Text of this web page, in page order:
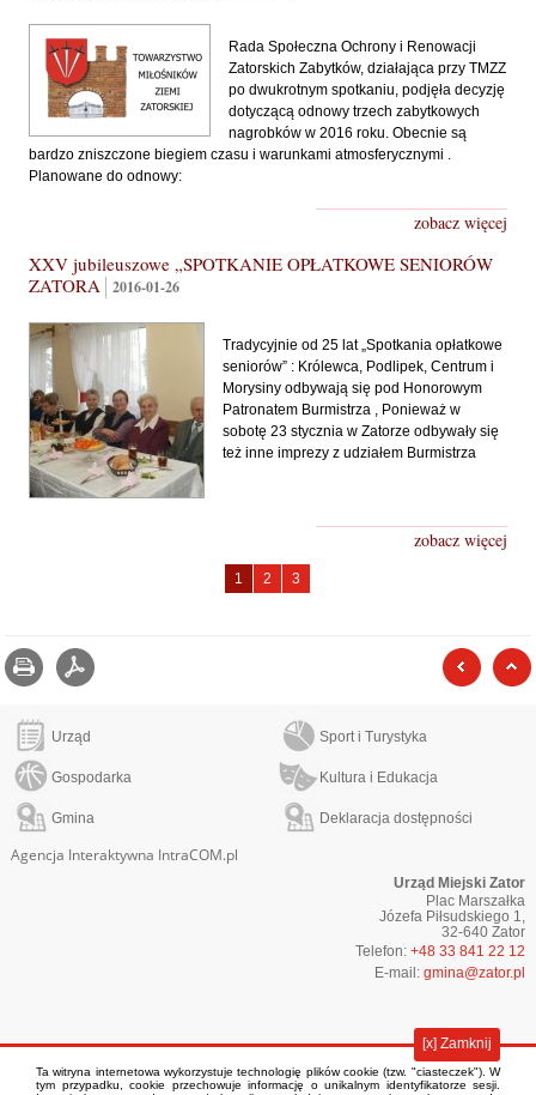
Rada Społeczna Ochrony i Renowacji
Zatorskich Zabytków, działająca przy TMZZ
po dwukrotnym spotkaniu, podjęła decyzję
dotyczącą odnowy trzech zabytkowych
nagrobków w 2016 roku. Obecnie są
bardzo zniszczone biegiem czasu i warunkami atmosferycznymi .
Planowane do odnowy:
zobacz więcej
XXV jubileuszowe „SPOTKANIE OPŁATKOWE SENIORÓW
ZATORA
2016-01-26
Tradycyjnie od 25 lat „Spotkania opłatkowe
seniorów” : Królewca, Podlipek, Centrum i
Morysiny odbywają się pod Honorowym
Patronatem Burmistrza , Ponieważ w
sobotę 23 stycznia w Zatorze odbywały się
też inne imprezy z udziałem Burmistrza
zobacz więcej
Towarzystwo
Miłośników
1
Towarzystwo
Miłośników
2
Towarzystwo
Miłośników
3
Drukuj
Urząd Sport i Turystyka
Gospodarka Kultura i Edukacja
Gmina Deklaracja dostępności
Agencja Interaktywna IntraCOM.pl
Urząd Miejski Zator
Plac Marszałka
Józefa Piłsudskiego 1,
32-640 Zator
Telefon:+48 33 841 22 12
E-mail:gmina@zator.pl
Ta witryna internetowa wykorzystuje technologię plików cookie (tzw. "ciasteczek"). W
tym przypadku, cookie przechowuje informację o unikalnym identyfikatorze sesji.
[x] Zamknij